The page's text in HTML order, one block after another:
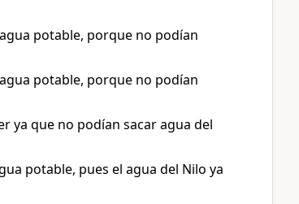
potable, porque no podían
potable, porque no podían
ya que no podían sacar agua del
potable, pues el agua del Nilo ya